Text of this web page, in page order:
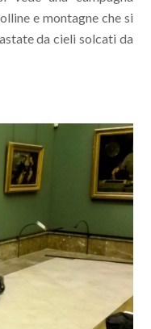
e montagne che si
da cieli solcati da